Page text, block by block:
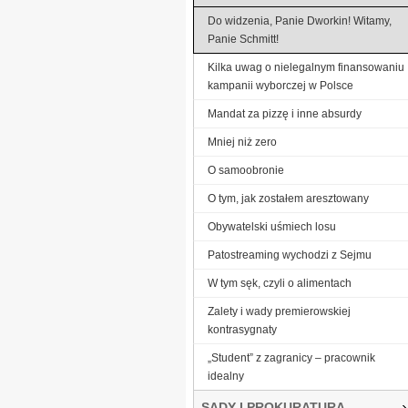
Do widzenia, Panie Dworkin! Witamy,
Panie Schmitt!
Kilka uwag o nielegalnym finansowaniu
kampanii wyborczej w Polsce
Mandat za pizzę i inne absurdy
Mniej niż zero
O samoobronie
O tym, jak zostałem aresztowany
Obywatelski uśmiech losu
Patostreaming wychodzi z Sejmu
W tym sęk, czyli o alimentach
Zalety i wady premierowskiej
kontrasygnaty
„Student” z zagranicy – pracownik
idealny